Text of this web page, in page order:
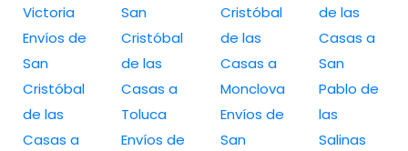
Victoria
Envíos de
San
Cristóbal
de las
Casas a
San
Cristóbal
de las
Casas a
Toluca
Envíos de
Cristóbal
de las
Casas a
Monclova
Envíos de
San
de las
Casas a
San
Pablo de
las
Salinas